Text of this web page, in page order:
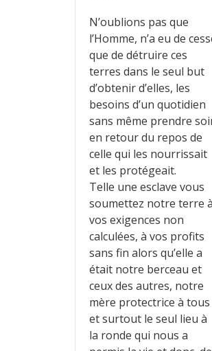
N’oublions pas que
l’Homme, n’a eu de
que de détruire ces
terres dans le seul but
d’obtenir d’elles, les
besoins d’un quotidien
sans même prendre
en retour du repos de
celle qui les nourrissait
et les protégeait.
Telle une esclave vous
soumettez notre terre à
vos exigences non
calculées, à vos profits
sans fin alors qu’elle a
était notre berceau et
ceux des autres, notre
mère protectrice à tous
et surtout le seul lieu à
la ronde qui nous a